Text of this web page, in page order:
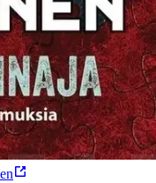
on puutteita tai niitä